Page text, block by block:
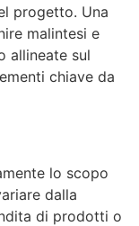
progetto. Una
malintesi e
allineate sul
chiave da
lo scopo
dalla
di prodotti o